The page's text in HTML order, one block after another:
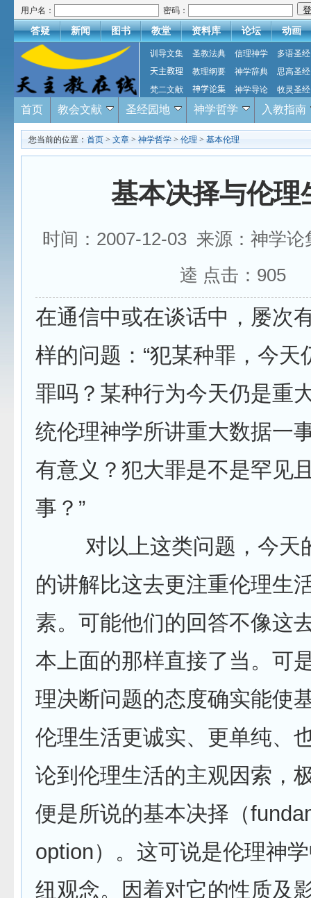
用户名： 密码：
答疑 新闻 图书 教堂 资料库 论坛 动画
训导文集 圣教法典 信理神学
多语圣经
天主教理
教理纲要 神学辞典
思高圣经
梵二文献
神学论集 神学导论 牧灵圣经
首页 教会文献 圣经园地 神学哲学 入教指南
您当前的位置： 首页 > 文章 > 神学哲学 > 伦理 > 基本伦理
基本决择与伦理
时间：2007-12-03 来源：神学
逵 点击： 905
在通信中或在谈话中，屡次
样的问题：“犯某种罪，今天
罪吗？某种行为今天仍是重
统伦理神学所讲重大数据一
有意义？犯大罪是不是罕见
事？”
对以上这类问题，今天
的讲解比这去更注重伦理生
素。可能他们的回答不像这
本上面的那样直接了当。可
理决断问题的态度确实能使
伦理生活更诚实、更单纯、
论到伦理生活的主观因索，
便是所说的基本决择（
option）。这可说是伦理神
纽观念。因着对它的性质及